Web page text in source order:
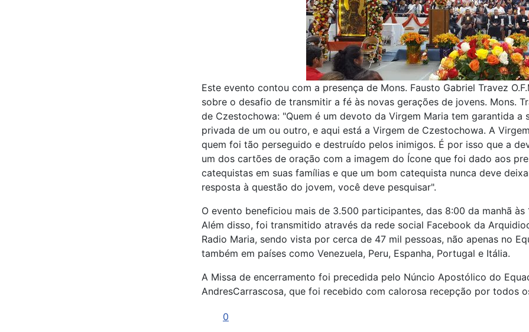
Este evento contou com a presença de Mons. Fausto Gabriel Travez
sobre o desafio de transmitir a fé às novas gerações de jovens. Mons.
de Czestochowa: "Quem é um devoto da Virgem Maria tem garantida
privada de um ou outro, e aqui está a Virgem de Czestochowa. A
quem foi tão perseguido e destruído pelos inimigos. É por isso que a
um dos cartões de oração com a imagem do Ícone que foi dado aos
catequistas em suas famílias e que um bom catequista nunca deve
resposta à questão do jovem, você deve pesquisar".
O evento beneficiou mais de 3.500 participantes, das 8:00 da manhã às
Além disso, foi transmitido através da rede social Facebook da
Radio Maria, sendo vista por cerca de 47 mil pessoas, não apenas no
também em países como Venezuela, Peru, Espanha, Portugal e Itália.
A Missa de encerramento foi precedida pelo Núncio Apostólico do
AndresCarrascosa, que foi recebido com calorosa recepção por todos
0